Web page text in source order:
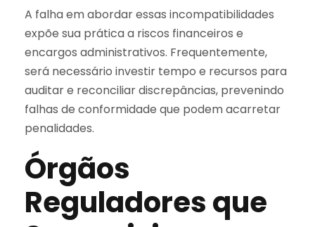
A falha em abordar essas incompatibilidades
expõe sua prática a riscos financeiros e
encargos administrativos. Frequentemente,
será necessário investir tempo e recursos para
auditar e reconciliar discrepâncias, prevenindo
falhas de conformidade que podem acarretar
penalidades.
Órgãos
Reguladores que